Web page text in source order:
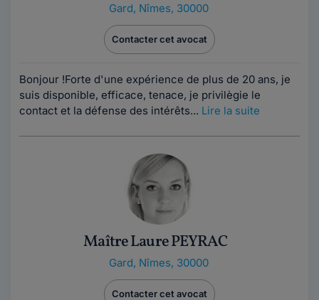
Gard, Nîmes, 30000
Contacter cet avocat
Bonjour !Forte d'une expérience de plus de 20 ans, je
suis disponible, efficace, tenace, je privilègie le
contact et la défense des intérêts... Lire la suite
Maître Laure PEYRAC
Gard, Nîmes, 30000
Contacter cet avocat